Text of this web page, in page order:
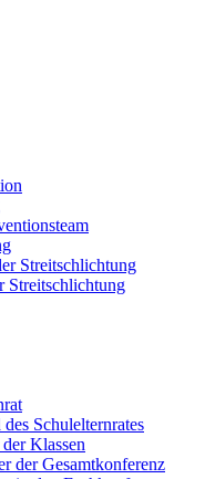
Streitschlichtung
Streitschlichtung
des Schulelternrates
Klassen
der Gesamtkonferenz